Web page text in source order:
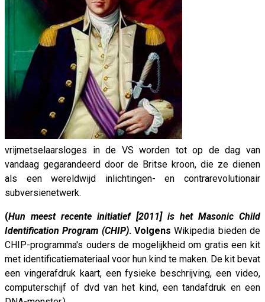
vrijmetselaarsloges in de VS worden tot op de dag van
vandaag gegarandeerd door de Britse kroon, die ze dienen
als een wereldwijd inlichtingen- en contrarevolutionair
subversienetwerk.
(Hun meest recente initiatief [2011] is het Masonic Child
Identification Program (CHIP).Volgens Wikipedia bieden de
CHIP-programma's ouders de mogelijkheid om gratis een kit
met identificatiemateriaal voor hun kind te maken. De kit bevat
een vingerafdruk kaart, een fysieke beschrijving, een video,
computerschijf of dvd van het kind, een tandafdruk en een